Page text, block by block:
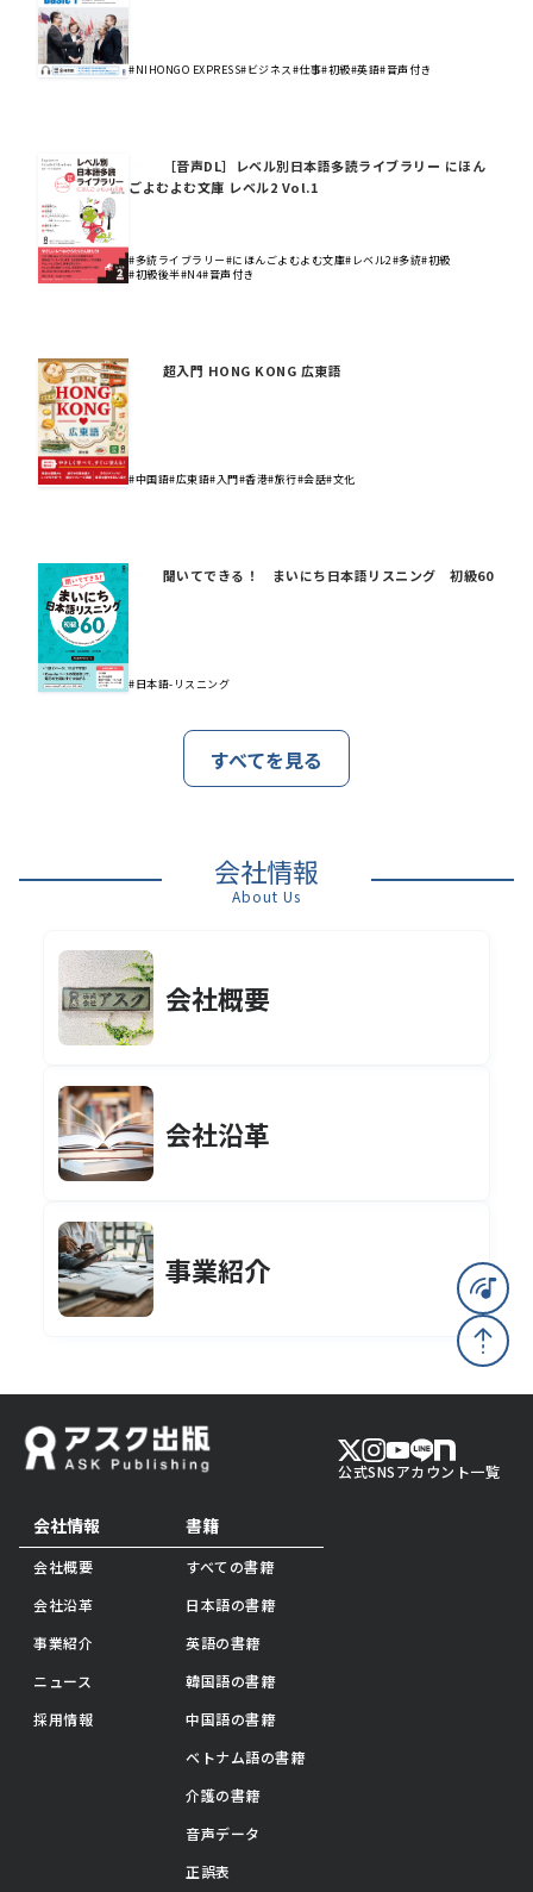
#NIHONGO EXPRESS#ビジネス#仕事#初級#英語#音声付き
［音声DL］レベル別日本語多読ライブラリー にほん
ごよむよむ文庫 レベル2 Vol.1
#多読ライブラリー#にほんごよむよむ文庫#レベル2#多読#初級
#初級後半#N4#音声付き
超入門 HONG KONG 広東語
#中国語#広東語#入門#香港#旅行#会話#文化
聞いてできる！ まいにち日本語リスニング 初級60
#日本語-リスニング
すべてを見る
会社情報
About Us
会社概要
会社沿革
事業紹介
会社情報
会社概要
会社沿革
事業紹介
ニュース
採用情報
書籍
すべての書籍
日本語の書籍
英語の書籍
韓国語の書籍
中国語の書籍
ベトナム語の書籍
介護の書籍
音声データ
正誤表
公式SNSアカウント一覧